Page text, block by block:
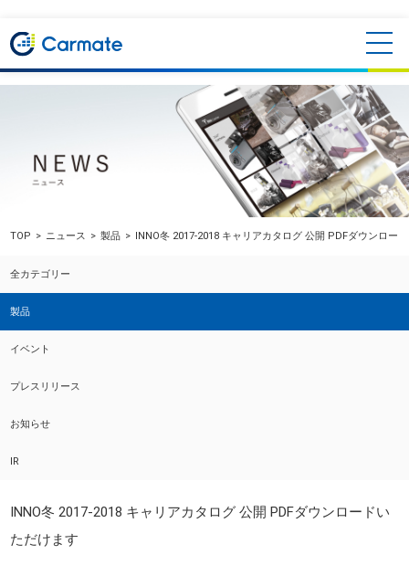
TOP ニュース 製品 INNO冬 2017-2018 キャリアカタログ 公開 PDFダウンロー
全カテゴリー
製品
イベント
プレスリリース
お知らせ
IR
INNO冬 2017-2018 キャリアカタログ 公開 PDFダウンロードい
ただけます